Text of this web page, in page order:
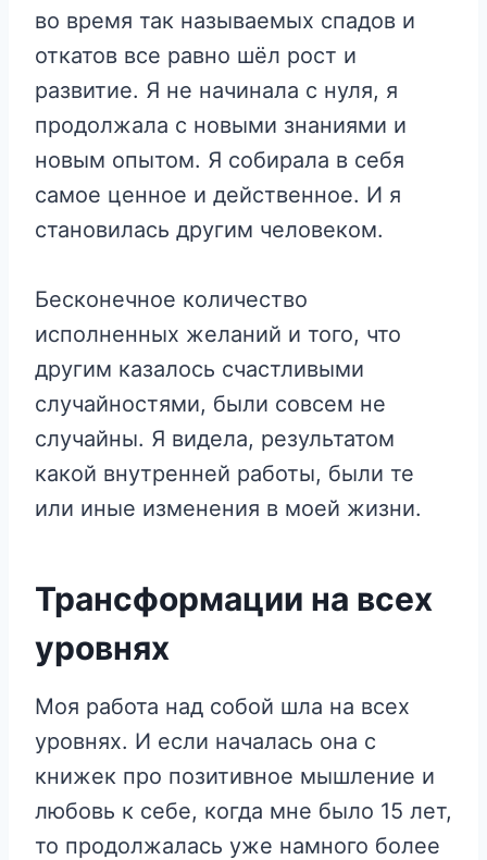
во время так называемых спадов и
откатов все равно шёл рост и
развитие. Я не начинала с нуля, я
продолжала с новыми знаниями и
новым опытом. Я собирала в себя
самое ценное и действенное. И я
становилась другим человеком.
Бесконечное количество
исполненных желаний и того, что
другим казалось счастливыми
случайностями, были совсем не
случайны. Я видела, результатом
какой внутренней работы, были те
или иные изменения в моей жизни.
Трансформации на всех
уровнях
Моя работа над собой шла на всех
уровнях. И если началась она с
книжек про позитивное мышление и
любовь к себе, когда мне было 15 лет,
то продолжалась уже намного более